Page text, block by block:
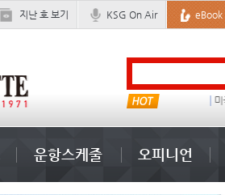
지난 호 보기 KSG On Air eBook
부산신항 이란 mou
운항스케줄 오피니언